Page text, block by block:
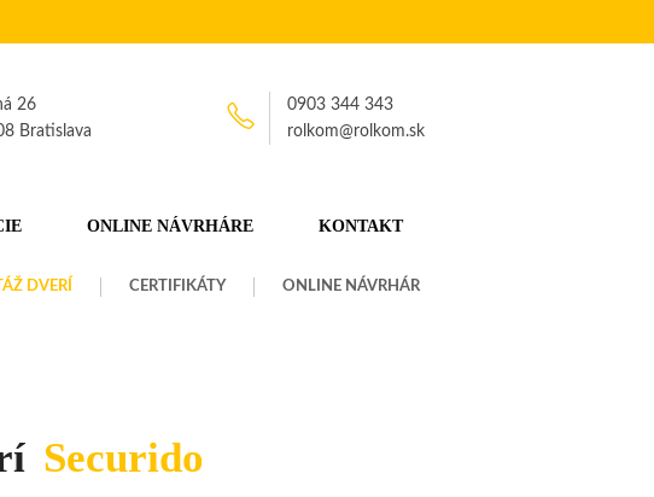
26
Bratislava
0903 344 343
rolkom@rolkom.sk
ONLINE NÁVRHÁRE KONTAKT
DVERÍ CERTIFIKÁTY ONLINE NÁVRHÁR
Securido